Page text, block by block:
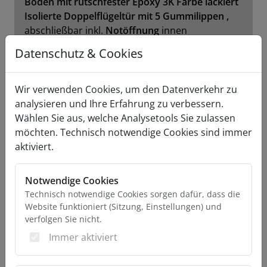
Isolierte Doppelflügeltür mit 5 Gummilippen ,
abschließbar inkl. Notöffnung innen
4 Teleskopkurbelstützen verstellbar
Innenbeleuchtung
P roblemlosesundeinfachesBeladen von
Paletten, da der Rahmen bündig mit dem Boden
und den Seitenwänden abschließt!
KÜHLGERÄT
Arktik
2000N - extra leistungsstark!
240 V mit digitaler Regelanlage und
automatischem Vereisungsschutz
Temperaturbereich 0°C bis 10°C
Fahrgestell
Grundrahmen verschweißt, verschraubt,
Datenschutz & Cookies
Wir verwenden Cookies, um den Datenverkehr zu
analysieren und Ihre Erfahrung zu verbessern.
Wählen Sie aus, welche Analysetools Sie zulassen
möchten. Technisch notwendige Cookies sind immer
aktiviert.
Notwendige Cookies
Technisch notwendige Cookies sorgen dafür, dass die
Website funktioniert (Sitzung, Einstellungen) und
verfolgen Sie nicht.
Immer aktiviert